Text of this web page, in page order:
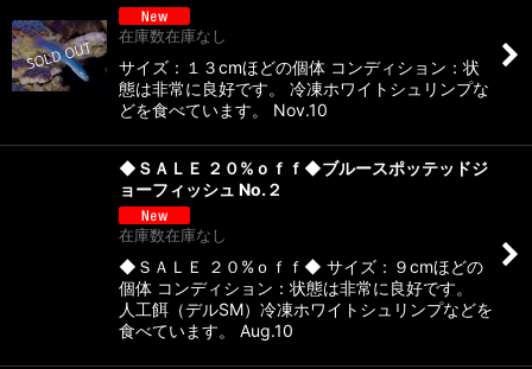
在庫数在庫なし
サイズ：１３cmほどの個体 コンディション：状
態は非常に良好です。 冷凍ホワイトシュリンプな
どを食べています。 Nov.10
◆ＳＡＬＥ ２０%ｏｆｆ◆ブルースポッテッドジ
ョーフィッシュ No.２
在庫数在庫なし
◆ＳＡＬＥ ２０%ｏｆｆ◆ サイズ：９cmほどの
個体 コンディション：状態は非常に良好です。
人工餌（デルSM）冷凍ホワイトシュリンプなどを
食べています。 Aug.10